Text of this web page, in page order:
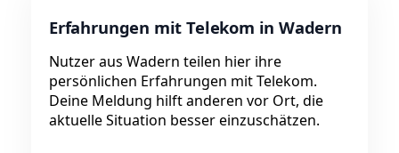
Erfahrungen mit Telekom in Wadern
Nutzer aus Wadern teilen hier ihre
persönlichen Erfahrungen mit Telekom.
Deine Meldung hilft anderen vor Ort, die
aktuelle Situation besser einzuschätzen.